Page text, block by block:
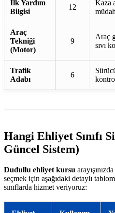
İlk Yardım
Bilgisi
12
Kaza
Araç
Tekniği
(Motor)
9
Araç
sıvı
Trafik
Adabı
6
Hangi Ehliyet Sınıfı
Güncel Sistem)
Dudullu ehliyet kursu
seçmek için aşağıdaki detaylı
sınıflarda hizmet veriyoruz: